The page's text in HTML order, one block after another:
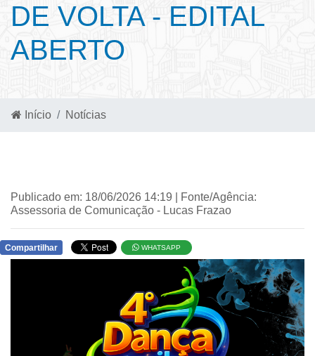
DE VOLTA - EDITAL
ABERTO
Início Notícias
Publicado em: 18/06/2026 14:19 | Fonte/Agência:
Assessoria de Comunicação - Lucas Frazao
Compartilhar WHATSAPP